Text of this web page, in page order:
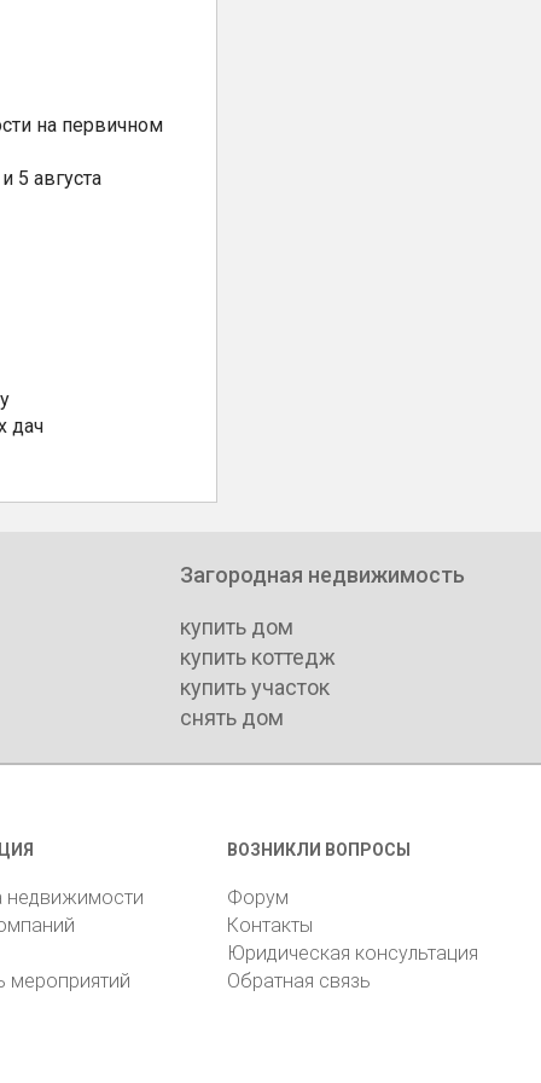
на первичном
5 августа
дач
Загородная недвижимость
купить дом
купить коттедж
купить участок
снять дом
недвижимости
мероприятий
ВОЗНИКЛИ ВОПРОСЫ
Форум
Контакты
Юридическая консультация
Обратная связь